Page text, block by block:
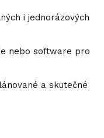
i jednorázových
nebo software pro
a skutečné